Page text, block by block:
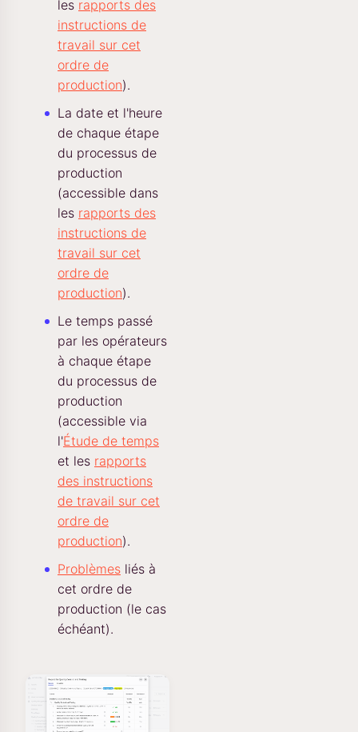
les rapports des
instructions de
travail sur cet
ordre de
production).
La date et l'heure
de chaque étape
du processus de
production
(accessible dans
les rapports des
instructions de
travail sur cet
ordre de
production).
Le temps passé
par les opérateurs
à chaque étape
du processus de
production
(accessible via
l'Étude de temps
et les rapports
des instructions
de travail sur cet
ordre de
production).
Problèmes liés à
cet ordre de
production (le cas
échéant).